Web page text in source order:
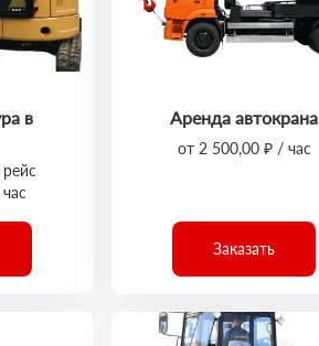
в
Аренда автокрана
от 2 500,00 ₽ / час
Заказать